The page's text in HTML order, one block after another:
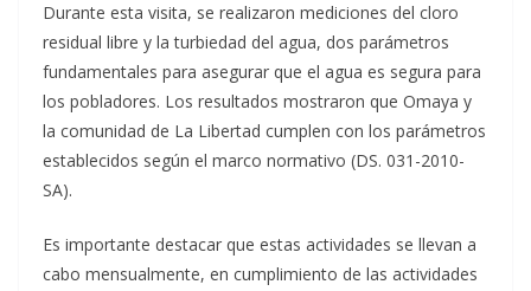
Durante esta visita, se realizaron mediciones del cloro
residual libre y la turbiedad del agua, dos parámetros
fundamentales para asegurar que el agua es segura para
los pobladores. Los resultados mostraron que Omaya y
la comunidad de La Libertad cumplen con los parámetros
establecidos según el marco normativo (DS. 031-2010-
SA).
Es importante destacar que estas actividades se llevan a
cabo mensualmente, en cumplimiento de las actividades